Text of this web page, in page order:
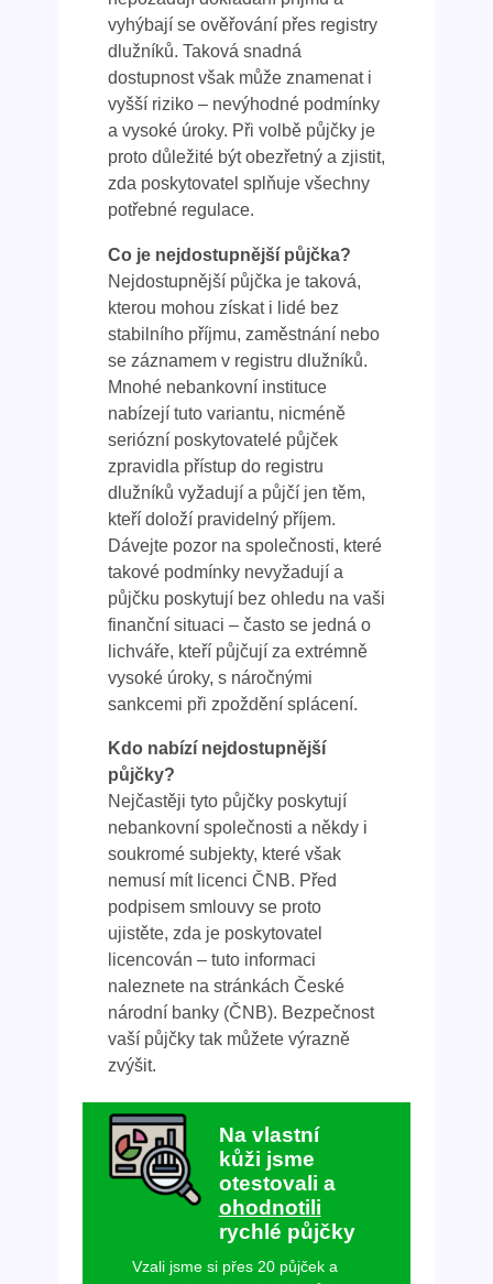
vyhýbají se ověřování přes registry
dlužníků. Taková snadná
dostupnost však může znamenat i
vyšší riziko – nevýhodné podmínky
a vysoké úroky. Při volbě půjčky je
proto důležité být obezřetný a zjistit,
zda poskytovatel splňuje všechny
potřebné regulace.
Co je nejdostupnější půjčka?
Nejdostupnější půjčka je taková,
kterou mohou získat i lidé bez
stabilního příjmu, zaměstnání nebo
se záznamem v registru dlužníků.
Mnohé nebankovní instituce
nabízejí tuto variantu, nicméně
seriózní poskytovatelé půjček
zpravidla přístup do registru
dlužníků vyžadují a půjčí jen těm,
kteří doloží pravidelný příjem.
Dávejte pozor na společnosti, které
takové podmínky nevyžadují a
půjčku poskytují bez ohledu na vaši
finanční situaci – často se jedná o
lichváře, kteří půjčují za extrémně
vysoké úroky, s náročnými
sankcemi při zpoždění splácení.
Kdo nabízí nejdostupnější
půjčky?
Nejčastěji tyto půjčky poskytují
nebankovní společnosti a někdy i
soukromé subjekty, které však
nemusí mít licenci ČNB. Před
podpisem smlouvy se proto
ujistěte, zda je poskytovatel
licencován – tuto informaci
naleznete na stránkách České
národní banky (ČNB). Bezpečnost
vaší půjčky tak můžete výrazně
zvýšit.
Na vlastní
kůži jsme
otestovali a
ohodnotili
rychlé půjčky
Vzali jsme si přes 20 půjček a